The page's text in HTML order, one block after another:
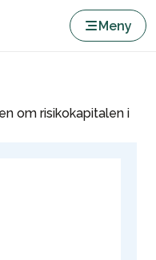
Meny
om risikokapitalen i